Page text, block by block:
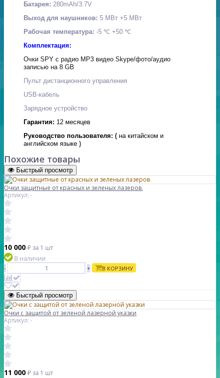
Батарея: 280mAh/3.7V
Выход для наушников: 5 МВт +5 МВт
Рабочая температура: -5 ℃ +50 ℃
Комплектация:
Очки SPY с радио МР3 видео Skype/фото/аудио
записью на 8 GB
Пульт дистанционного управления
USB-кабель
Зарядное устройство
Гарантия: 12 месяцев
Руководство пользователя: ( на китайском и
английском языке )
Похожие товары
Быстрый просмотр
Очки защитные от красных и зеленых лазеров.
Артикул: -
10 000 ₽ за 1 шт
В наличии
-
+ В КОРЗИНУ
Быстрый просмотр
Очки с защитой от зеленой лазерной указки
Артикул: -
11 000 ₽ за 1 шт